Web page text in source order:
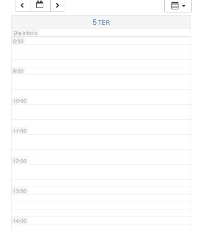
5TER
Dia inteiro
7:00
8:00
9:00
10:00
11:00
12:00
13:00
14:00